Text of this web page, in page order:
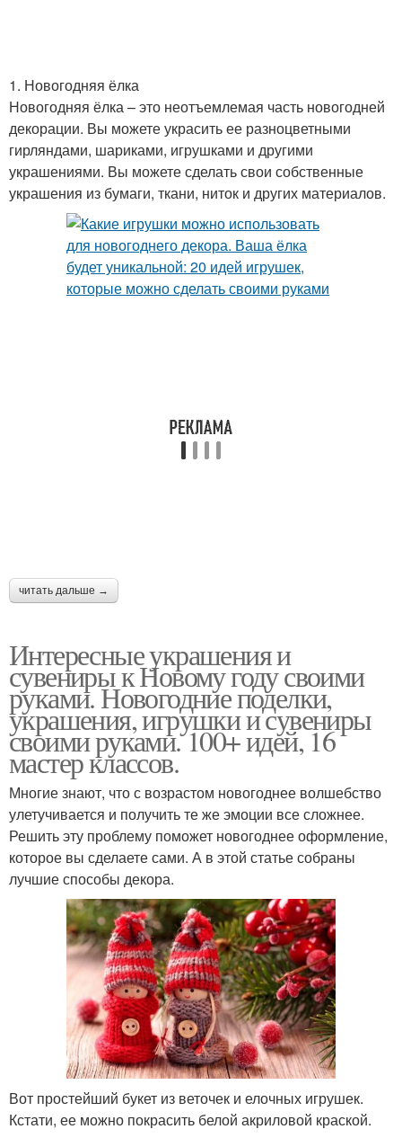
Новогодние сувениры Сладкий подарок
Подарок на новый год
1. Новогодняя ёлка
Новогодняя ёлка – это неотъемлемая часть новогодней
декорации. Вы можете украсить ее разноцветными
гирляндами, шариками, игрушками и другими
украшениями. Вы можете сделать свои собственные
украшения из бумаги, ткани, ниток и других материалов.
читать дальше →
Интересные украшения и
сувениры к Новому году своими
руками. Новогодние поделки,
украшения, игрушки и сувениры
своими руками. 100+ идей, 16
мастер классов.
Многие знают, что с возрастом новогоднее волшебство
улетучивается и получить те же эмоции все сложнее.
Решить эту проблему поможет новогоднее оформление,
которое вы сделаете сами. А в этой статье собраны
лучшие способы декора.
Вот простейший букет из веточек и елочных игрушек.
Кстати, ее можно покрасить белой акриловой краской.